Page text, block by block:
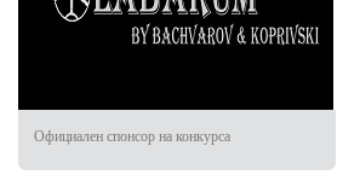
Официален спонсор на конкурса